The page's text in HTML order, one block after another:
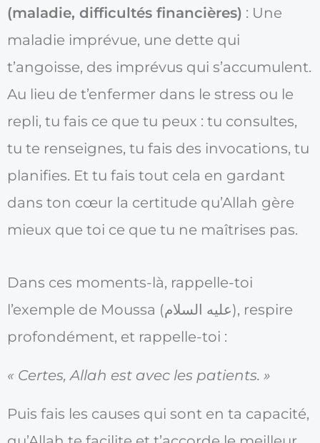
(maladie, difficultés financières) : Une
maladie imprévue, une dette qui
t’angoisse, des imprévus qui s’accumulent.
Au lieu de t’enfermer dans le stress ou le
repli, tu fais ce que tu peux : tu consultes,
tu te renseignes, tu fais des invocations, tu
planifies. Et tu fais tout cela en gardant
dans ton cœur la certitude qu’Allah gère
mieux que toi ce que tu ne maîtrises pas.
Dans ces moments-là, rappelle-toi
l’exemple de Moussa (عليه السلام), respire
profondément, et rappelle-toi :
« Certes, Allah est avec les patients. »
Puis fais les causes qui sont en ta capacité,